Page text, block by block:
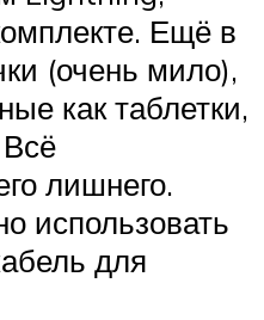
Ещё в
(очень мило),
как таблетки,
лишнего.
использовать
для